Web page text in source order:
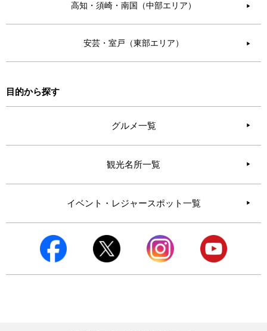
高知・須崎・南国（中部エリア） ▶︎
安芸・室戸（東部エリア） ▶︎
目的から探す
グルメ一覧
観光名所一覧
イベント・レジャースポット一覧